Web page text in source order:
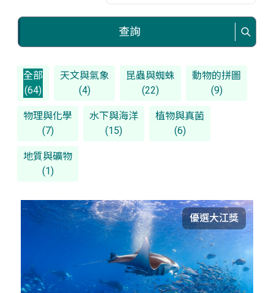
查詢
全部
(64)
天文與氣象
(4)
昆蟲與蜘蛛
(22)
動物的拼圖
(9)
物理與化學
(7)
水下與海洋
(15)
植物與真菌
(6)
地質與礦物
(1)
優選大江獎